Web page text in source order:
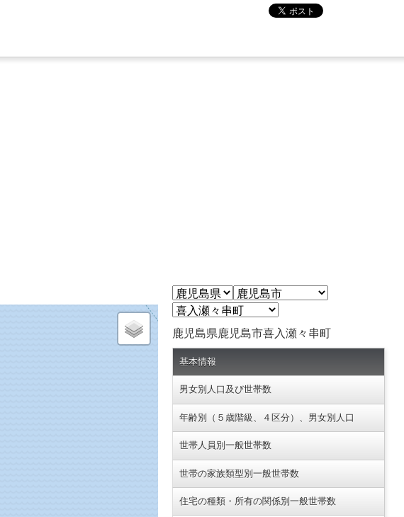
鹿児島県鹿児島市喜入瀬々串町
基本情報
男女別人口及び世帯数
年齢別（５歳階級、４区分）、男女別人口
世帯人員別一般世帯数
世帯の家族類型別一般世帯数
住宅の種類・所有の関係別一般世帯数